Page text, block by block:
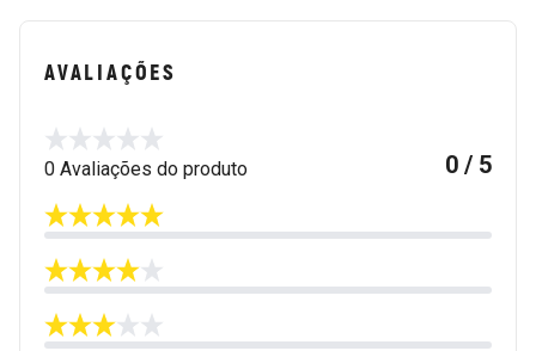
AVALIAÇÕES
0 Avaliações do produto 0 / 5